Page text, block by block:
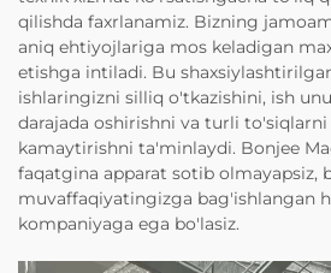
qilishda faxrlanamiz. Bizning
aniq ehtiyojlariga mos keladigan
etishga intiladi. Bu
ishlaringizni silliq o'tkazishini, ish
darajada oshirishni va turli
kamaytirishni ta'minlaydi. Bonjee
faqatgina apparat sotib olmayapsiz,
muvaffaqiyatingizga bag'ishlangan
kompaniyaga ega bo'lasiz.